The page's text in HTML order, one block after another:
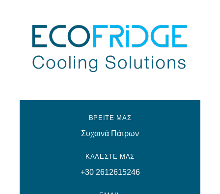
ΒΡΕΙΤΕ ΜΑΣ
Συχαινά Πάτρων
ΚΑΛΕΣΤΕ ΜΑΣ
+30 2612615246